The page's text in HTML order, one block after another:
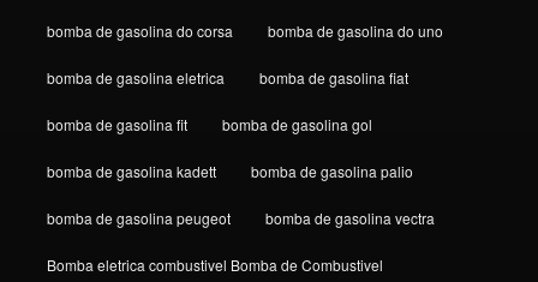
bomba de gasolina do corsa bomba de gasolina do uno
bomba de gasolina eletrica bomba de gasolina fiat
bomba de gasolina fit bomba de gasolina gol
bomba de gasolina kadett bomba de gasolina palio
bomba de gasolina peugeot bomba de gasolina vectra
Bomba eletrica combustivel Bomba de Combustivel